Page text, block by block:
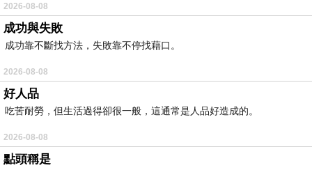
2026-08-08
成功與失敗
成功靠不斷找方法，失敗靠不停找藉口。
2026-08-08
好人品
吃苦耐勞，但生活過得卻很一般，這通常是人品好造成的。
2026-08-08
點頭稱是